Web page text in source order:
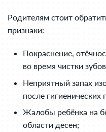
Родителям стоит
признаки:
Покраснение,
во время чистки
Неприятный запах
после гигиенических
Жалобы ребёнка на
области десен;